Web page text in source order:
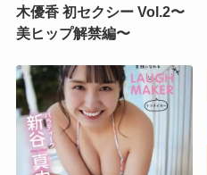
木優香 初セクシー Vol.2〜
美ヒップ解禁編〜